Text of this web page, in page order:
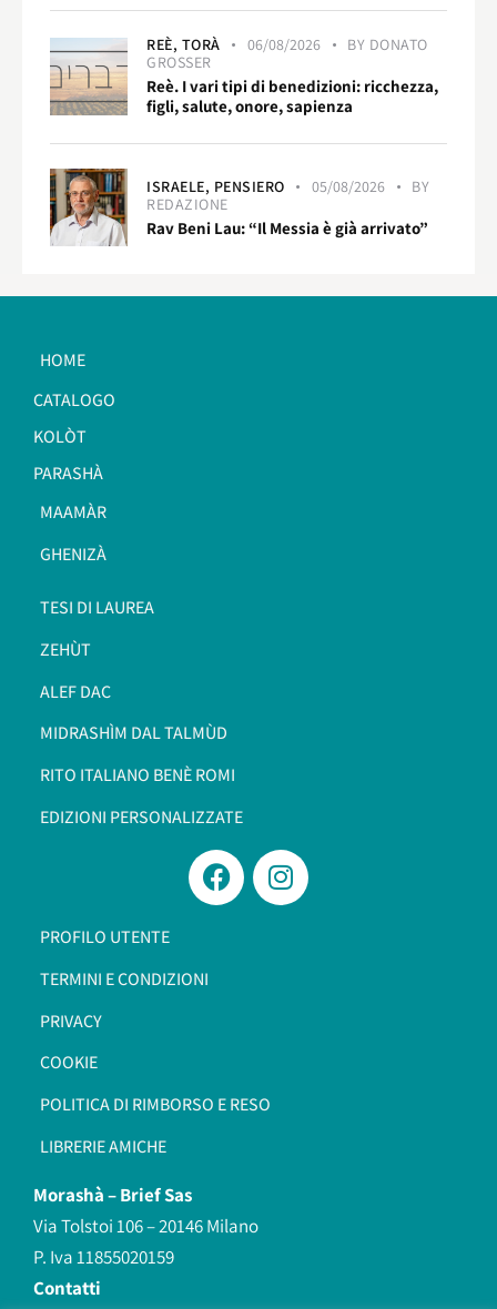
REÈ, TORÀ 06/08/2026 BY DONATO
GROSSER
Reè. I vari tipi di benedizioni: ricchezza,
figli, salute, onore, sapienza
ISRAELE, PENSIERO 05/08/2026
BY
REDAZIONE
Rav Beni Lau: “Il Messia è già arrivato”
HOME
CATALOGO
KOLÒT
PARASHÀ
MAAMÀR
GHENIZÀ
TESI DI LAUREA
ZEHÙT
ALEF DAC
MIDRASHÌM DAL TALMÙD
RITO ITALIANO BENÈ ROMI​
EDIZIONI PERSONALIZZATE
PROFILO UTENTE
TERMINI E CONDIZIONI
PRIVACY
COOKIE
POLITICA DI RIMBORSO E RESO
LIBRERIE AMICHE
Morashà –Brief Sas
Via Tolstoi 106 – 20146 Milano
P. Iva 11855020159
Contatti